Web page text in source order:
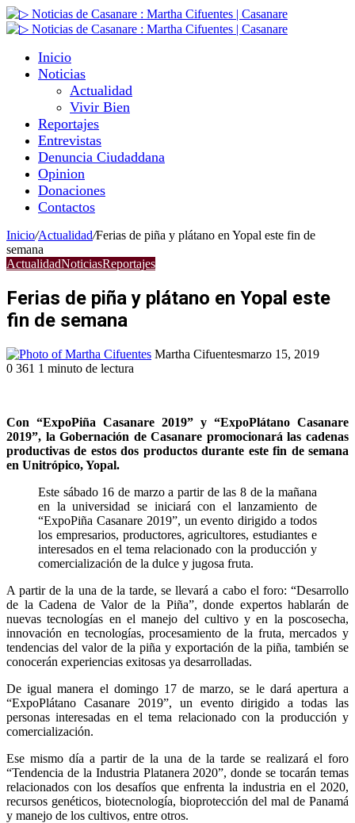
Inicio
Noticias
Actualidad
Vivir Bien
Reportajes
Entrevistas
Denuncia Ciudaddana
Opinion
Donaciones
Contactos
Inicio/Actualidad/Ferias de piña y plátano en Yopal este fin de
semana
ActualidadNoticiasReportajes
Ferias de piña y plátano en Yopal este
fin de semana
Martha Cifuentesmarzo 15, 2019
0 361 1 minuto de lectura
electrónico
Con “ExpoPiña Casanare 2019” y “ExpoPlátano Casanare
2019”, la Gobernación de Casanare promocionará las cadenas
productivas de estos dos productos durante este fin de semana
en Unitrópico, Yopal.
Este sábado 16 de marzo a partir de las 8 de la mañana
en la universidad se iniciará con el lanzamiento de
“ExpoPiña Casanare 2019”, un evento dirigido a todos
los empresarios, productores, agricultores, estudiantes e
interesados en el tema relacionado con la producción y
comercialización de la dulce y jugosa fruta.
A partir de la una de la tarde, se llevará a cabo el foro: “Desarrollo
de la Cadena de Valor de la Piña”, donde expertos hablarán de
nuevas tecnologías en el manejo del cultivo y en la poscosecha,
innovación en tecnologías, procesamiento de la fruta, mercados y
tendencias del valor de la piña y exportación de la piña, también se
conocerán experiencias exitosas ya desarrolladas.
De igual manera el domingo 17 de marzo, se le dará apertura a
“ExpoPlátano Casanare 2019”, un evento dirigido a todas las
personas interesadas en el tema relacionado con la producción y
comercialización.
Ese mismo día a partir de la una de la tarde se realizará el foro
“Tendencia de la Industria Platanera 2020”, donde se tocarán temas
relacionados con los desafíos que enfrenta la industria en el 2020,
recursos genéticos, biotecnología, bioprotección del mal de Panamá
y manejo de los cultivos, entre otros.